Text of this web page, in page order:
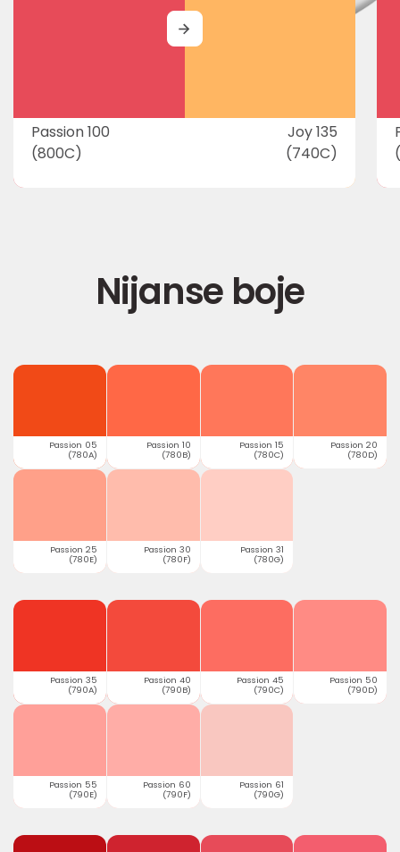
Passion 100
(800C)
Joy 135
(740C)
MORE
Nijanse boje
Passion 05
(780A)
Passion 10
(780B)
Passion 15
(780C)
Passion 20
(780D)
Passion 25
(780E)
Passion 30
(780F)
Passion 31
(780G)
Passion 35
(790A)
Passion 40
(790B)
Passion 45
(790C)
Passion 50
(790D)
Passion 55
(790E)
Passion 60
(790F)
Passion 61
(790G)